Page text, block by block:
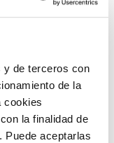
y de terceros con
de la
cookies
la finalidad de
Puede aceptarlas
Y
facilitados, con la
a través
solicitada. Podrá
rectificación,